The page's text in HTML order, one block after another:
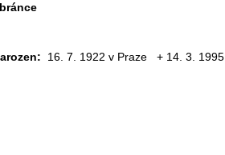
16. 7. 1922 v Praze + 14. 3. 1995